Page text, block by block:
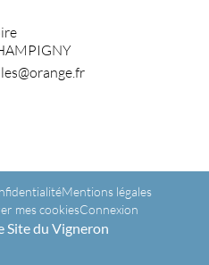
Mentions légales
mes cookiesConnexion
Site du Vigneron